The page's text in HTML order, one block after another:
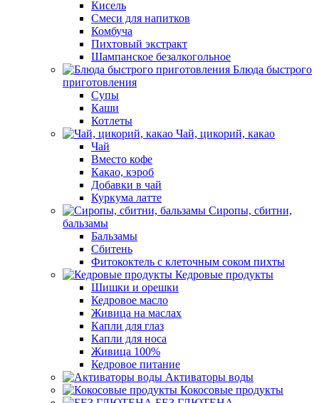
Кисель
Смеси для напитков
Комбуча
Пихтовый экстракт
Шампанское безалкогольное
Блюда быстрого
приготовления
Супы
Каши
Котлеты
Чай, цикорий, какао
Чай
Вместо кофе
Какао, кэроб
Добавки в чай
Куркума латте
Сиропы, сбитни,
бальзамы
Бальзамы
Сбитень
Фитококтель с клеточным соком пихты
Кедровые продукты
Шишки и орешки
Кедровое масло
Живица на маслах
Капли для глаз
Капли для носа
Живица 100%
Кедровое питание
Активаторы воды
Кокосовые продукты